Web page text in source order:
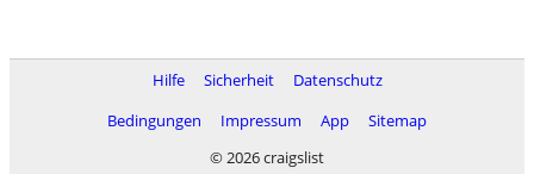
Hilfe Sicherheit
Datenschutz
Bedingungen
Impressum App
Sitemap
© 2026 craigslist